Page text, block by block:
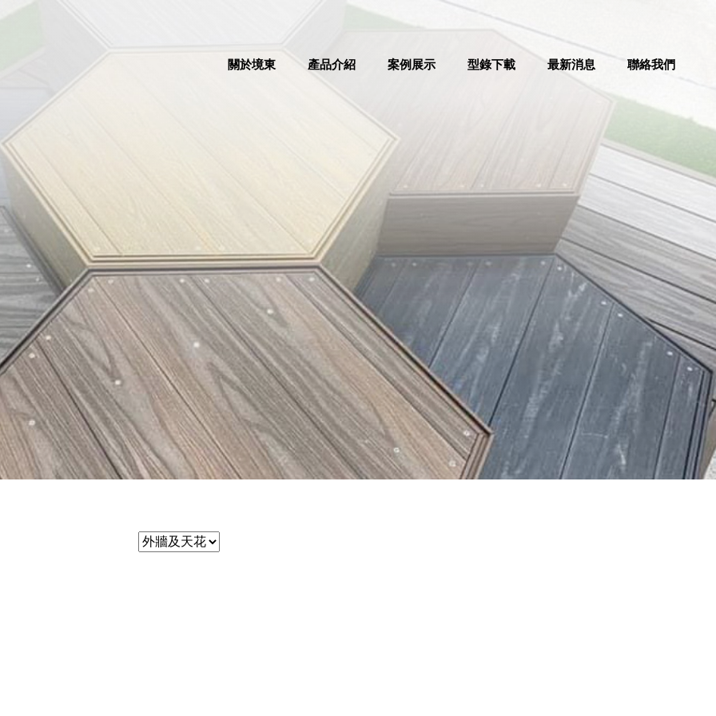
關於境東 產品介紹 案例展示 型錄下載 最新消息 聯絡我們